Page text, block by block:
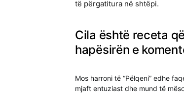
të përgatitura në shtëpi.
Cila është receta
hapësirën e
Mos harroni të “Pëlqeni” edhe
mjaft entuziast dhe mund të